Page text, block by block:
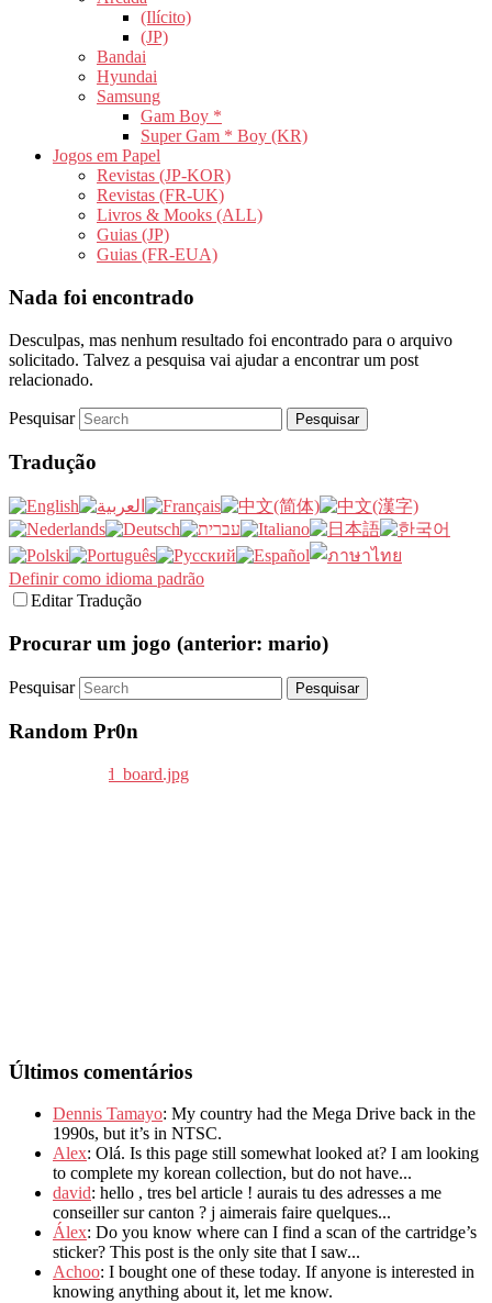
(Ilícito)
(JP)
Bandai
Hyundai
Samsung
Gam Boy *
Super Gam * Boy (KR)
Jogos em Papel
Revistas (JP-KOR)
Revistas (FR-UK)
Livros & Mooks (ALL)
Guias (JP)
Guias (FR-EUA)
Nada foi encontrado
Desculpas, mas nenhum resultado foi encontrado para o arquivo
solicitado. Talvez a pesquisa vai ajudar a encontrar um post
relacionado.
Pesquisar
Tradução
Definir como idioma padrão
Editar Tradução
Procurar um jogo (anterior: mario)
Pesquisar
Random Pr0n
Últimos comentários
Dennis Tamayo: My country had the Mega Drive back in the
1990s, but it’s in NTSC.
Alex: Olá. Is this page still somewhat looked at? I am looking
to complete my korean collection, but do not have...
david: hello , tres bel article ! aurais tu des adresses a me
conseiller sur canton ? j aimerais faire quelques...
Álex: Do you know where can I find a scan of the cartridge’s
sticker? This post is the only site that I saw...
Achoo: I bought one of these today. If anyone is interested in
knowing anything about it, let me know.